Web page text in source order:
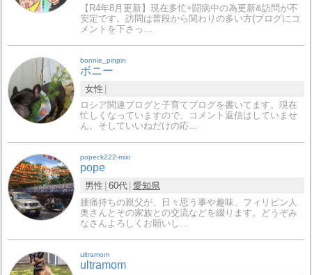
【R4年8月更新】現在多忙+闘病中の為更新&訪問が不
安定です。訪問は普段から関わりの多い方(ブログにコ
メントを下さっ…
bonnie_pinpin
ボニー
女性
ロシア関連ブログと子育てブログを書いてます。現在
忙しくなっていますので、コメント返信はしていませ
ん。そしていいねだけの応…
popeck222-mixi
pope
男性 60代 愛知県
腰痛持ちの親父が、日々思う事や趣味、フィリピン人
奥さんとその家族との交流などを綴ります。どうぞみ
なさんよろしくお願いし…
ultramom
ultramom